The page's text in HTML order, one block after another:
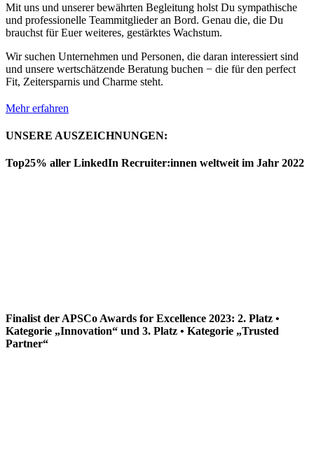
Mit uns und unserer bewährten Begleitung holst Du sympathische
und professionelle Teammitglieder an Bord. Genau die, die Du
brauchst für Euer weiteres, gestärktes Wachstum.
Wir suchen Unternehmen und Personen, die daran interessiert sind
und unsere wertschätzende Beratung buchen − die für den perfect
Fit, Zeitersparnis und Charme steht.
Mehr erfahren
UNSERE AUSZEICHNUNGEN:
Top25% aller LinkedIn Recruiter:innen weltweit im Jahr 2022
Finalist der APSCo Awards for Excellence 2023: 2. Platz •
Kategorie „Innovation“ und 3. Platz • Kategorie „Trusted
Partner“